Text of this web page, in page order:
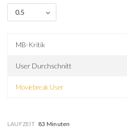
0.5
MB-Kritik
User Durchschnitt
Moviebreak User
LAUFZEIT 83 Minuten